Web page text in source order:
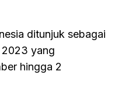
ditunjuk sebagai
2023 yang
hingga 2